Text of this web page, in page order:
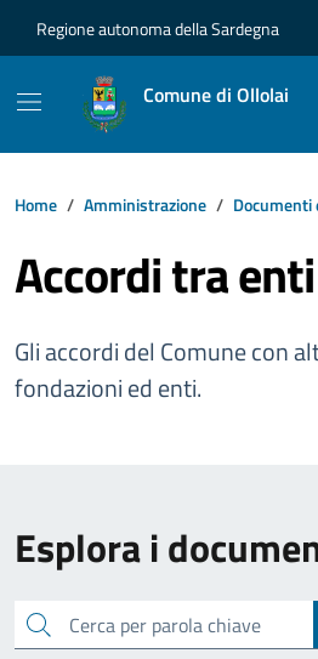
Regione autonoma della Sardegna
Comune di Ollolai
Home Amministrazione Documenti
Accordi tra enti
Gli accordi del Comune con
fondazioni ed enti.
Esplora i
cerca